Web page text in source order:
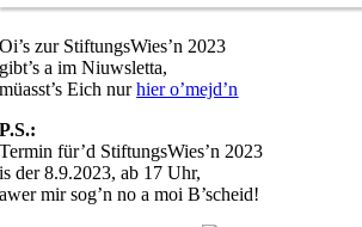
Oi’s zur StiftungsWies’n 2023
gibt’s a im Niuwsletta,
müasst’s Eich nurhier o’mejd’n
P.S.:
Termin für’d StiftungsWies’n 2023
is der 8.9.2023, ab 17 Uhr,
awer mir sog’n no a moi B’scheid!